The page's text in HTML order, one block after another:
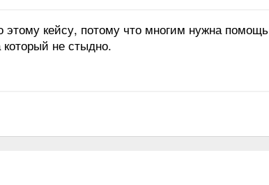
кейсу, потому что многим нужна помощь
не стыдно.